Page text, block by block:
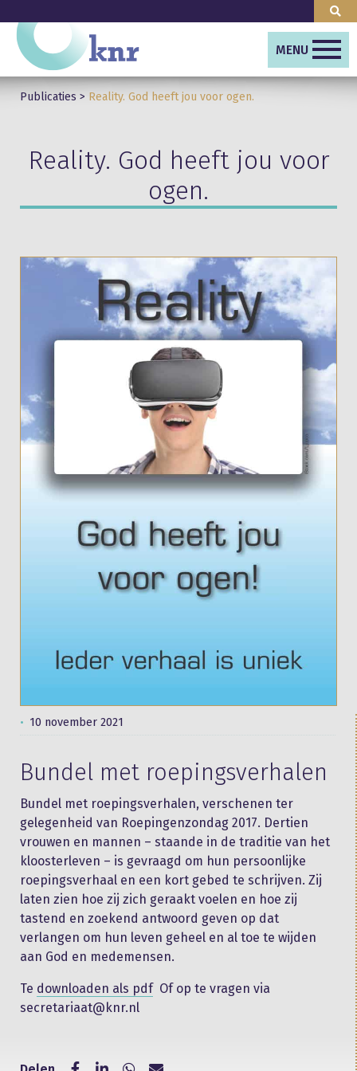
MENU
Publicaties > Reality. God heeft jou voor ogen.
Reality. God heeft jou voor
ogen.
10 november 2021
Bundel met roepingsverhalen
Bundel met roepingsverhalen, verschenen ter
gelegenheid van Roepingenzondag 2017. Dertien
vrouwen en mannen – staande in de traditie van het
kloosterleven – is gevraagd om hun persoonlijke
roepingsverhaal en een kort gebed te schrijven. Zij
laten zien hoe zij zich geraakt voelen en hoe zij
tastend en zoekend antwoord geven op dat
verlangen om hun leven geheel en al toe te wijden
aan God en medemensen.
Te downloaden als pdfOf op te vragen via
secretariaat@knr.nl